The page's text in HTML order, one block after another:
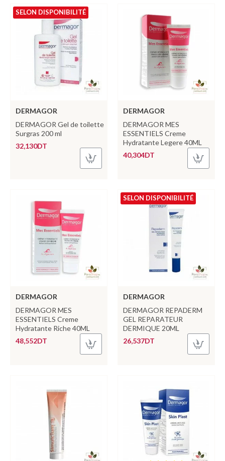
SELON DISPONIBILITÉ
DERMAGOR
DERMAGOR Gel de toilette
Surgras 200 ml
32,130DT
DERMAGOR
DERMAGOR MES
ESSENTIELS Creme
Hydratante Legere 40ML
40,304DT
DERMAGOR
DERMAGOR MES
ESSENTIELS Creme
Hydratante Riche 40ML
48,552DT
SELON DISPONIBILITÉ
DERMAGOR
DERMAGOR REPADERM
GEL REPARATEUR
DERMIQUE 20ML
26,537DT